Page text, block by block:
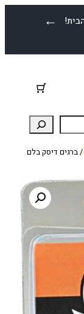
←
/ ברגים דיסק בלם